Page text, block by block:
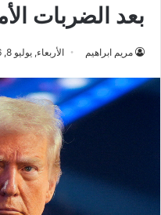
بعد الضربات
مريم ابراهيم الأربعاء, يوليو 8, 2026 2:30 م